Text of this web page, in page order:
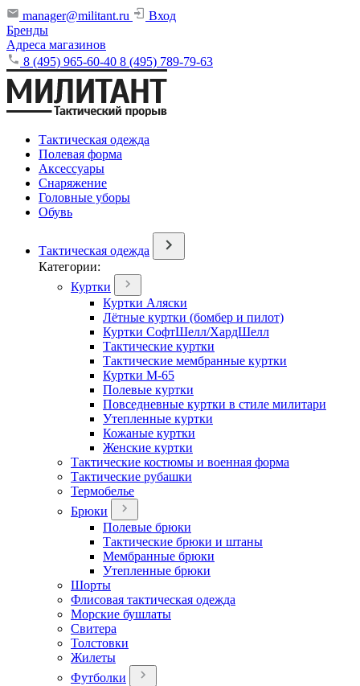
manager@militant.ru
Вход
Бренды
Адреса магазинов
8 (495) 965-60-40 8 (495) 789-79-63
Тактическая одежда
Полевая форма
Аксессуары
Снаряжение
Головные уборы
Обувь
Тактическая одежда
Категории:
Куртки
Куртки Аляски
Лётные куртки (бомбер и пилот)
Куртки СофтШелл/ХардШелл
Тактические куртки
Тактические мембранные куртки
Куртки М-65
Полевые куртки
Повседневные куртки в стиле милитари
Утепленные куртки
Кожаные куртки
Женские куртки
Тактические костюмы и военная форма
Тактические рубашки
Термобелье
Брюки
Полевые брюки
Тактические брюки и штаны
Мембранные брюки
Утепленные брюки
Шорты
Флисовая тактическая одежда
Морские бушлаты
Свитера
Толстовки
Жилеты
Футболки